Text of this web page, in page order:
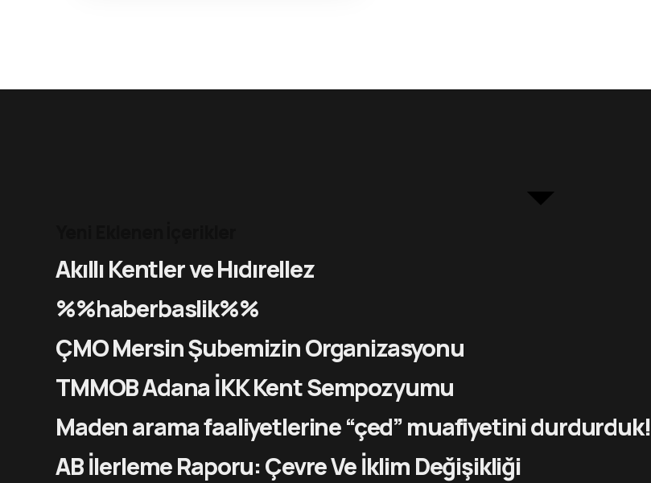
Akıllı Kentler ve Hıdırellez
%%haberbaslik%%
ÇMO Mersin Şubemizin Organizasyonu
TMMOB Adana İKK Kent Sempozyumu
Maden arama faaliyetlerine “çed” muafiyetini durdurduk!
AB İlerleme Raporu: Çevre Ve İklim Değişikliği